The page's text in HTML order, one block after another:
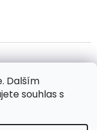
Dalším
souhlas s